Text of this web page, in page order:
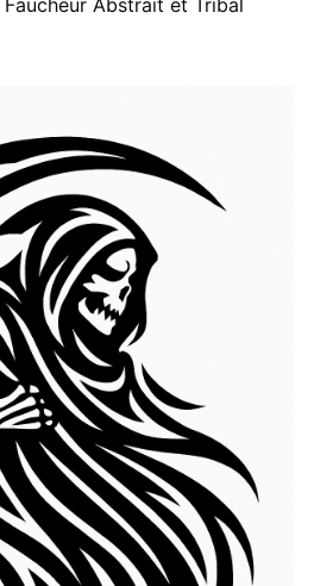
Abstrait et Tribal